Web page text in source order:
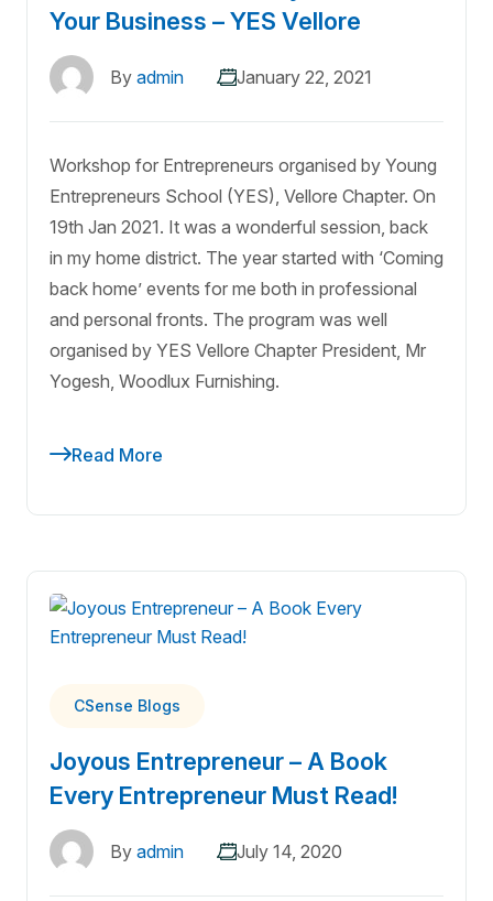
Your Business – YES Vellore
By admin January 22, 2021
Workshop for Entrepreneurs organised by Young
Entrepreneurs School (YES), Vellore Chapter. On
19th Jan 2021. It was a wonderful session, back
in my home district. The year started with ‘Coming
back home’ events for me both in professional
and personal fronts. The program was well
organised by YES Vellore Chapter President, Mr
Yogesh, Woodlux Furnishing.
Read More
CSense Blogs
Joyous Entrepreneur – A Book
Every Entrepreneur Must Read!
By admin July 14, 2020